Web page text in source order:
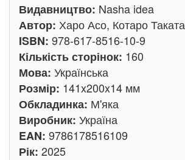
Видавництво: Nasha idea
Автор: Харо Асо, Котаро Таката
ISBN: 978-617-8516-10-9
Кількість сторінок: 160
Мова: Українська
Розмір: 141x200x14 мм
Обкладинка: М'яка
Виробник: Україна
EAN: 9786178516109
Рік: 2025